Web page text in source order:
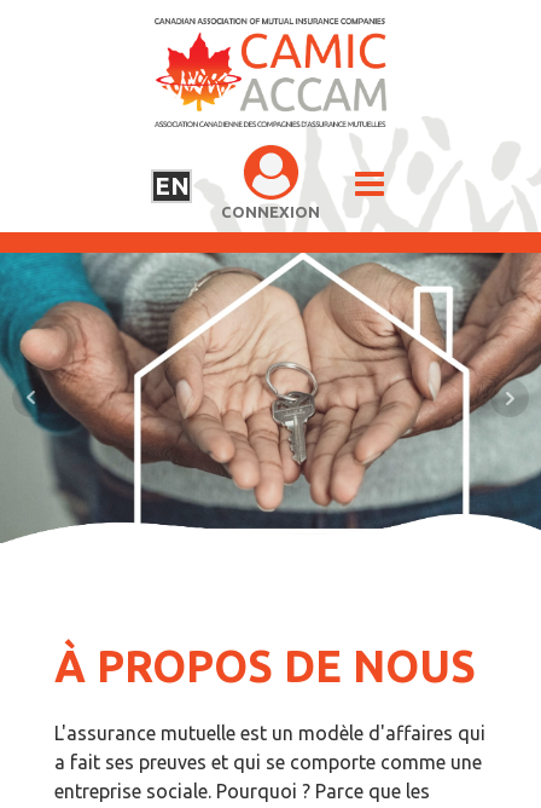
EN
CONNEXION
À PROPOS DE NOUS
L'assurance mutuelle est un modèle d'affaires qui
a fait ses preuves et qui se comporte comme une
entreprise sociale. Pourquoi ? Parce que les